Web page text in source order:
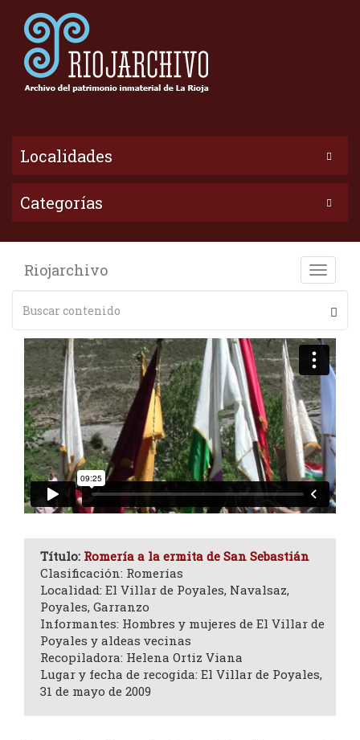
Localidades
Categorías
Toggle
Riojarchivo
Título: Romería a la ermita de San Sebastián
Clasificación: Romerías
Localidad: El Villar de Poyales, Navalsaz,
Poyales, Garranzo
Informantes: Hombres y mujeres de El Villar de
Poyales y aldeas vecinas
Recopiladora: Helena Ortiz Viana
Lugar y fecha de recogida: El Villar de Poyales,
31 de mayo de 2009